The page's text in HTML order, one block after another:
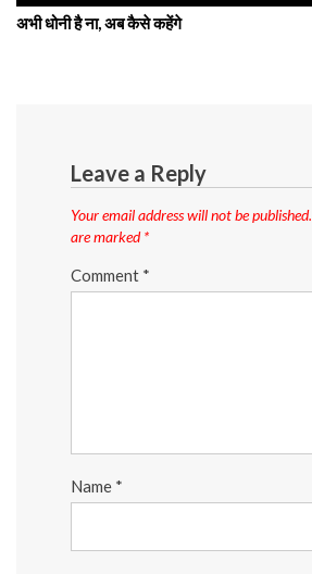
अभी धोनी है ना, अब कैसे कहेंगे
Leave a Reply
Your email address will not be published.
are marked*
Comment *
Name *